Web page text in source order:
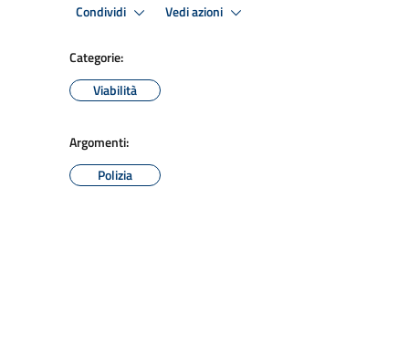
Condividi Vedi azioni
Categorie:
Viabilità
Argomenti:
Polizia